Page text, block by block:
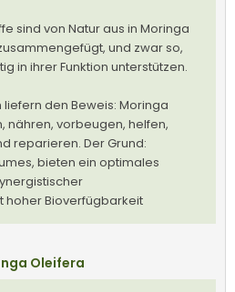
sind von Natur aus in Moringa
und zwar so,
in ihrer Funktion unterstützen.
den Beweis: Moringa
nähren, vorbeugen, helfen,
reparieren. Der Grund:
bieten ein optimales
hoher Bioverfügbarkeit
Oleifera